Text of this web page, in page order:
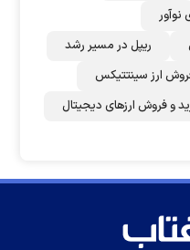
نوآور
ریپل در مسیر رشد
ارز سینتتیکس
و فروش ارزهای دیجیتال